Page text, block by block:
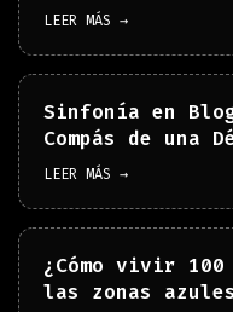
LEER MÁS →
Sinfonía en
Compás de una
LEER MÁS →
¿Cómo vivir
las zonas